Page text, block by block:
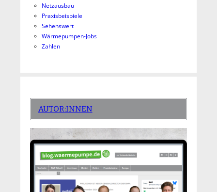
Netzausbau
Praxisbeispiele
Sehenswert
Wärmepumpen-Jobs
Zahlen
AUTOR:INNEN